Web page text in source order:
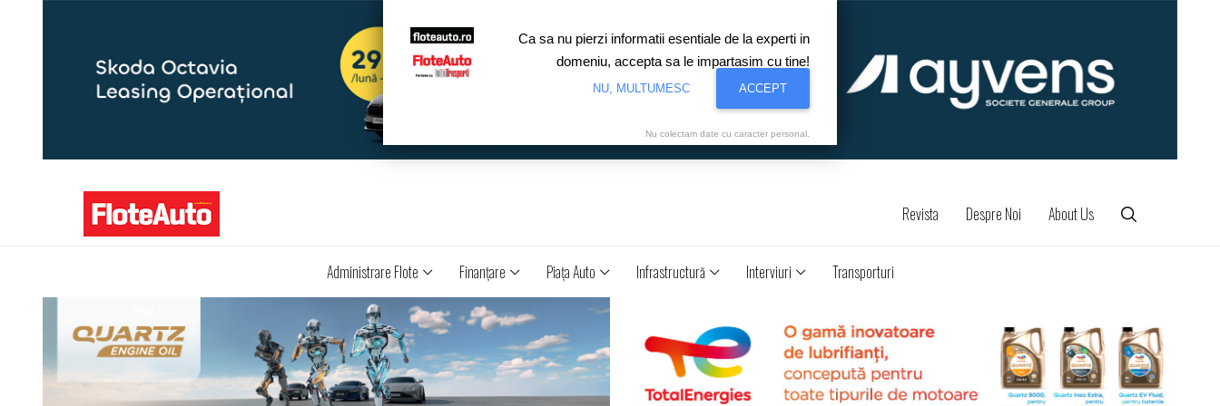
Revista Despre Noi About Us
Administrare Flote Finanţare Piaţa Auto Infrastructură Interviuri Transporturi
Ca sa nu pierzi informatii esentiale de la experti in
domeniu, accepta sa le impartasim cu tine!
NU, MULTUMESC ACCEPT
Nu colectam date cu caracter personal.